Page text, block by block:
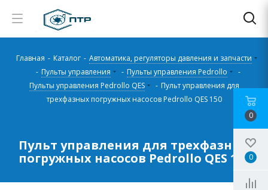
Главная - Каталог - Автоматика, регуляторы давления и запчасти
- Пульты управления - Пульты управления Pedrollo
-
Пульты управления Pedrollo QES
- Пульт управления для
трехфазных погружных насосов Pedrollo QES 150
Пульт управления для трехфазных
погружных насосов Pedrollo QES 150
0
0